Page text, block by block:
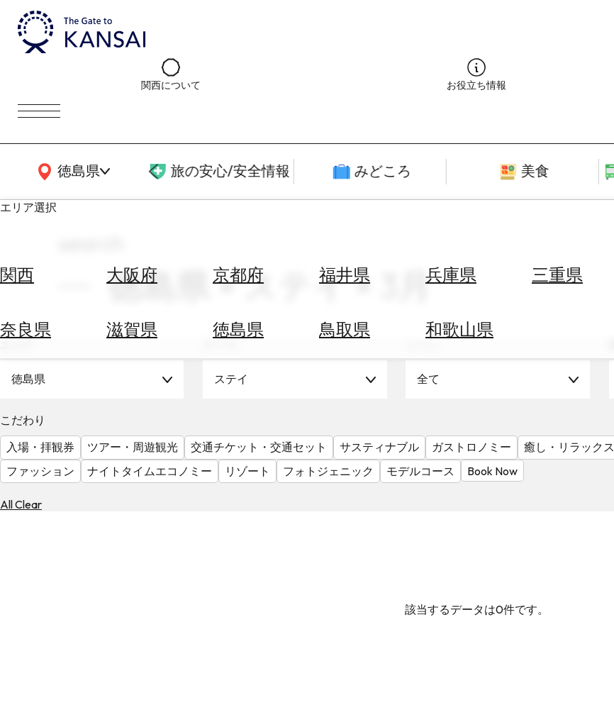
関西について お役立ち情報
徳島県
関西広域MAP 旅の安心/安全情報 みどころ 美食
エリア選択
関西 大阪府 京都府 福井県 兵庫県 三重県
奈良県 滋賀県 徳島県 鳥取県 和歌山県
ホ
す
替
を
調
べ
天
徳島県 × ステイ × 3月
徳島県 ステイ 全て
こだわり
入場・拝観券
ツアー・周遊観光 交通チケット・交通セット サスティナブル ガストロノミー 癒し・リラックス
ファッション
ナイトタイムエコノミー リゾート フォトジェニック モデルコース Book Now
All Clear
該当するデータは0件です。